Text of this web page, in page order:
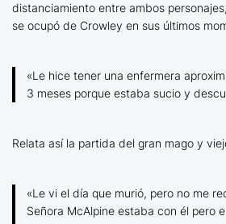
distanciamiento entre ambos
se ocupó de Crowley en sus últimos
«Le hice tener una enfermera
3 meses porque estaba sucio y
Relata así la partida del gran mago y
«Le vi el día que murió, pero no me
Señora McAlpine estaba con él pero